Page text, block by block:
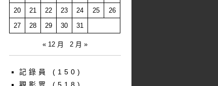
20
21 22 23 24 25
26
27
28 29 30 31
« 12 月 2 月 »
記錄員
(150)